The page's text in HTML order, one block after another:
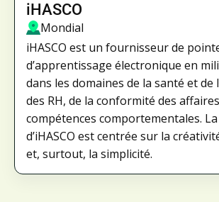
iHASCO
Mondial
iHASCO est un fournisseur de
d’apprentissage électronique en
dans les domaines de la santé et de
des RH, de la conformité des
compétences comportementales.
d’iHASCO est centrée sur la
et, surtout, la simplicité.